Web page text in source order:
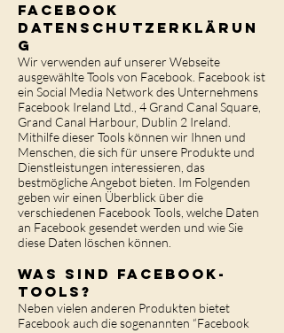
Facebook
Datenschutzerklärun
g
Wir verwenden auf unserer Webseite
ausgewählte Tools von Facebook. Facebook ist
ein Social Media Network des Unternehmens
Facebook Ireland Ltd., 4 Grand Canal Square,
Grand Canal Harbour, Dublin 2 Ireland.
Mithilfe dieser Tools können wir Ihnen und
Menschen, die sich für unsere Produkte und
Dienstleistungen interessieren, das
bestmögliche Angebot bieten. Im Folgenden
geben wir einen Überblick über die
verschiedenen Facebook Tools, welche Daten
an Facebook gesendet werden und wie Sie
diese Daten löschen können.
Was sind Facebook-
Tools?
Neben vielen anderen Produkten bietet
Facebook auch die sogenannten “Facebook